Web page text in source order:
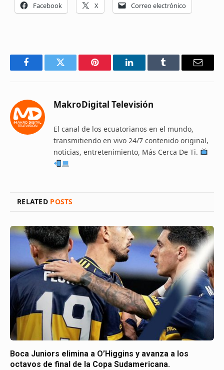
Facebook X Correo electrónico
FacebookTwitter Pinterest LinkedInTumblr Email
MakroDigital Televisión
El canal de los ecuatorianos en el mundo,
transmitiendo en vivo 24/7 contenido original,
noticias, entretenimiento, Más Cerca De Ti.
RELATED POSTS
Boca Juniors elimina a O’Higgins y avanza a los
octavos de final de la Copa Sudamericana.